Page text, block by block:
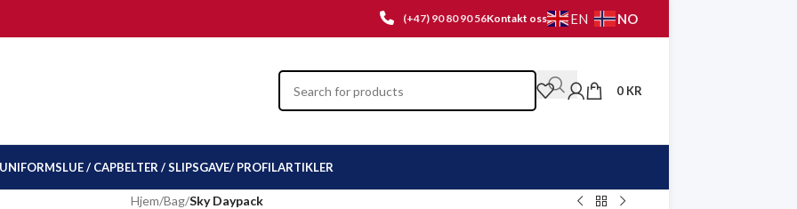
(+47) 90 80 90 56Kontakt oss EN NO
0 KR
UNIFORMSLUE / CAPBELTER / SLIPSGAVE/ PROFILARTIKLER
Hjem/Bag/Sky Daypack